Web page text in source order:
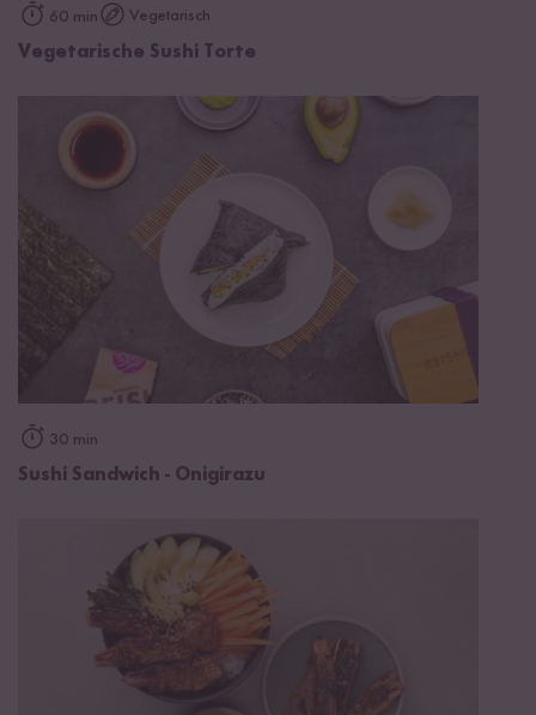
60 min Vegetarisch
Vegetarische Sushi Torte
30 min
Sushi Sandwich - Onigirazu